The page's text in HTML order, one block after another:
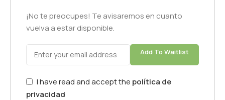
¡No te preocupes! Te avisaremos en cuanto
vuelva a estar disponible.
Add To Waitlist
I have read and accept the política de
privacidad